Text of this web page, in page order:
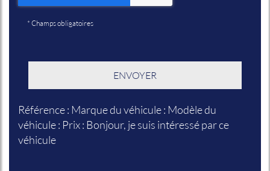
* Champs obligatoires
Référence : Marque du véhicule : Modèle du
véhicule : Prix : Bonjour, je suis intéressé par ce
véhicule